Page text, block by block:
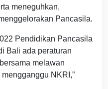
meneguhkan,
Pancasila.
Pendidikan Pancasila
Bali ada peraturan
melawan
NKRI,”